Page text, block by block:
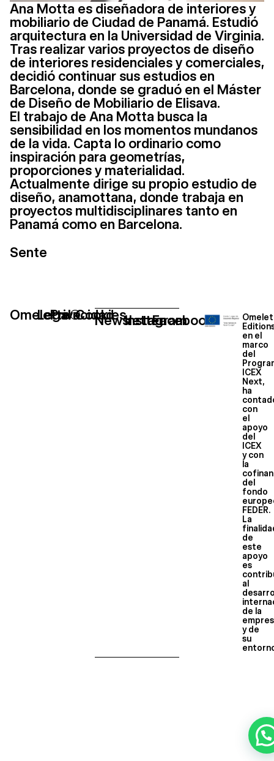
Ana Motta es diseñadora de interiores y
mobiliario de Ciudad de Panamá. Estudió
arquitectura en la Universidad de Virginia.
Tras realizar varios proyectos de diseño
de interiores residenciales y comerciales,
decidió continuar sus estudios en
Barcelona, donde se graduó en el Máster
de Diseño de Mobiliario de Elisava.
El trabajo de Ana Motta busca la
sensibilidad en los momentos mundanos
de la vida. Capta lo ordinario como
inspiración para geometrías,
proporciones y materialidad.
Actualmente dirige su propio estudio de
diseño, anamottana, donde trabaja en
proyectos multidisciplinares tanto en
Panamá como en Barcelona.
Sente
Omelette®
Legal
Privacidad
Cookies
Newsletter
Instagram
Facebook
en el
marco
del
ICEX
Next,
ha
con
el
apoyo
del
ICEX
y con
la
del
fondo
FEDER.
La
de
este
apoyo
es
al
de la
y de
su